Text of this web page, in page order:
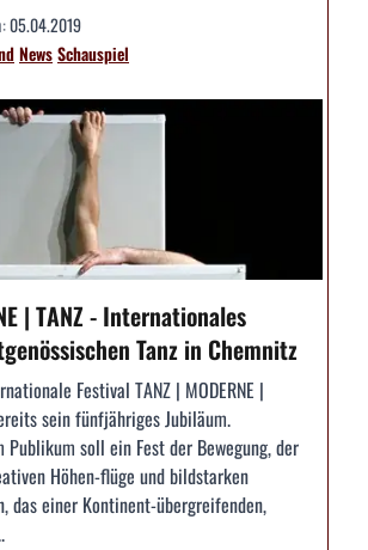
05.04.2019
NewsSchauspiel
| TANZ - Internationales
Tanz in Chemnitz
Festival TANZ | MODERNE |
sein fünfjähriges Jubiläum.
Publikum soll ein Fest der Bewegung, der
Höhen-flüge und bildstarken
das einer Kontinent-übergreifenden,